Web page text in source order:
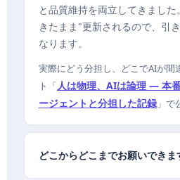
と品質維持を両立してきまし
きたまま"更新されるので、引
なります。
実際にどう分担し、どこでAIが間
ト「 人は物理、AIは論理 — 本
ージェントと分担した記録 」で
どこからどこまでお願いできま